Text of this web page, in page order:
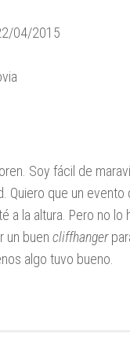
04/2015
Soy fácil de
Quiero que un
a la altura. Pero no
un buen cliffhanger
algo tuvo bueno.